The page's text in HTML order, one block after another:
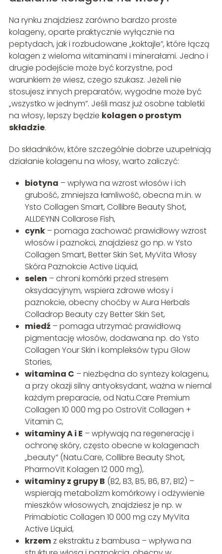
Na rynku znajdziesz zarówno bardzo proste
kolageny, oparte praktycznie wyłącznie na
peptydach, jak i rozbudowane „koktajle”, które łączą
kolagen z wieloma witaminami i minerałami. Jedno i
drugie podejście może być korzystne, pod
warunkiem że wiesz, czego szukasz. Jeżeli nie
stosujesz innych preparatów, wygodne może być
„wszystko w jednym”. Jeśli masz już osobne tabletki
na włosy, lepszy będzie kolagen o prostym
składzie.
Do składników, które szczególnie dobrze uzupełniają
działanie kolagenu na włosy, warto zaliczyć:
biotyna – wpływa na wzrost włosów i ich
grubość, zmniejsza łamliwość, obecna m.in. w
Ysto Collagen Smart, Collibre Beauty Shot,
ALLDEYNN Collarose Fish,
cynk– pomaga zachować prawidłowy wzrost
włosów i paznokci, znajdziesz go np. w Ysto
Collagen Smart, Better Skin Set, MyVita Włosy
Skóra Paznokcie Active Liquid,
selen – chroni komórki przed stresem
oksydacyjnym, wspiera zdrowe włosy i
paznokcie, obecny choćby w Aura Herbals
Colladrop Beauty czy Better Skin Set,
miedź– pomaga utrzymać prawidłową
pigmentację włosów, dodawana np. do Ysto
Collagen Your Skin i kompleksów typu Glow
Stories,
witamina C – niezbędna do syntezy kolagenu,
a przy okazji silny antyoksydant, ważna w niemal
każdym preparacie, od Natu.Care Premium
Collagen 10 000 mg po OstroVit Collagen +
Vitamin C,
witaminy A i E – wpływają na regenerację i
ochronę skóry, często obecne w kolagenach
„beauty” (Natu.Care, Collibre Beauty Shot,
PharmoVit Kolagen 12 000 mg),
witaminy z grupy B (B2, B3, B5, B6, B7, B12) –
wspierają metabolizm komórkowy i odżywienie
mieszków włosowych, znajdziesz je np. w
Primabiotic Collagen 10 000 mg czy MyVita
Active Liquid,
krzemz ekstraktu z bambusa – wpływa na